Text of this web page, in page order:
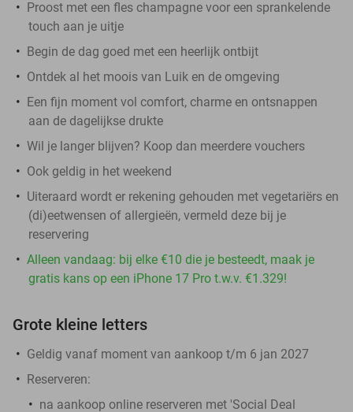
Proost met een fles champagne voor een sprankelende
touch aan je uitje
Begin de dag goed met een heerlijk ontbijt
Ontdek al het moois van Luik en de omgeving
Een fijn moment vol comfort, charme en ontsnappen
aan de dagelijkse drukte
Wil je langer blijven? Koop dan meerdere vouchers
Ook geldig in het weekend
Uiteraard wordt er rekening gehouden met vegetariërs en
(di)eetwensen of allergieën, vermeld deze bij je
reservering
Alleen vandaag: bij elke €10 die je besteedt, maak je
gratis kans op een iPhone 17 Pro t.w.v. €1.329!
Grote kleine letters
Geldig vanaf moment van aankoop t/m 6 jan 2027
Reserveren:
na aankoop online reserveren met 'Social Deal